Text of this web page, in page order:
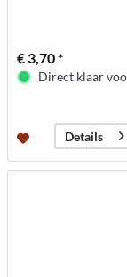
€ 3,70 *
Direct klaar
Details